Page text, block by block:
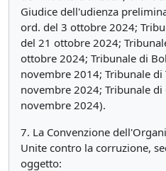
Giudice dell'udienza
ord. del 3 ottobre 2024;
del 21 ottobre 2024;
ottobre 2024; Tribunale di
novembre 2014; Tribunale di
novembre 2024; Tribunale di
novembre 2024).
7. La Convenzione
Unite contro la corruzione,
oggetto: